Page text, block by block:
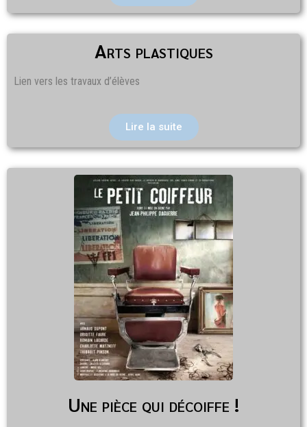
Arts plastiques
Lien vers les travaux d’élèves
Lire la suite
Une pièce qui décoiffe !